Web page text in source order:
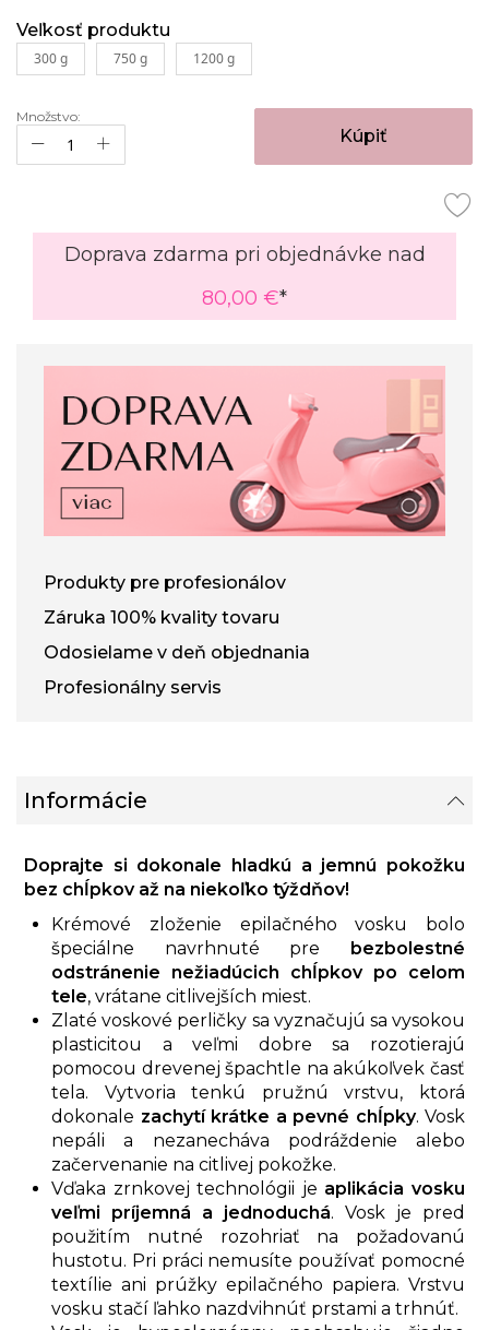
Veľkosť produktu
300 g 750 g 1200 g
Množstvo:
Kúpiť
Doprava zdarma pri objednávke nad
80,00 €*
Produkty pre profesionálov
Záruka 100% kvality tovaru
Odosielame v deň objednania
Profesionálny servis
Informácie
Doprajte si dokonale hladkú a jemnú pokožku
bez chĺpkov až na niekoľko týždňov!
Krémové zloženie epilačného vosku bolo
špeciálne navrhnuté pre
bezbolestné
odstránenie nežiadúcich chĺpkov po celom
tele, vrátane citlivejších miest.
Zlaté voskové perličky sa vyznačujú sa vysokou
plasticitou a veľmi dobre sa rozotierajú
pomocou drevenej špachtle na akúkoľvek časť
tela. Vytvoria tenkú pružnú vrstvu, ktorá
dokonale zachytí krátke a pevné chĺpky. Vosk
nepáli a nezanecháva podráždenie alebo
začervenanie na citlivej pokožke.
Vďaka zrnkovej technológii je aplikácia vosku
veľmi príjemná a jednoduchá. Vosk je pred
použitím nutné rozohriať na požadovanú
hustotu. Pri práci nemusíte používať pomocné
textílie ani prúžky epilačného papiera. Vrstvu
vosku stačí ľahko nazdvihnúť prstami a trhnúť.